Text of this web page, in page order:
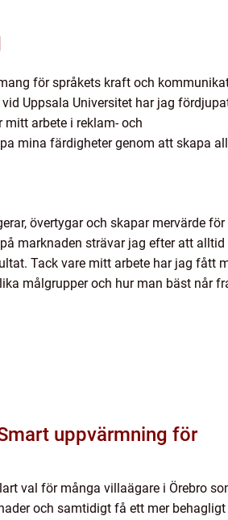
för språkets kraft och
Uppsala Universitet har jag
arbete i reklam- och
mina färdigheter genom att skapa
övertygar och skapar mervärde för
marknaden strävar jag efter att alltid
Tack vare mitt arbete har jag fått
målgrupper och hur man bäst når
uppvärmning för
val för många villaägare i Örebro
och samtidigt få ett mer behagligt